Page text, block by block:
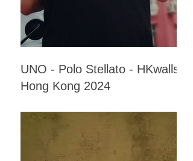
UNO - Polo Stellato - HKwalls -
Hong Kong 2024